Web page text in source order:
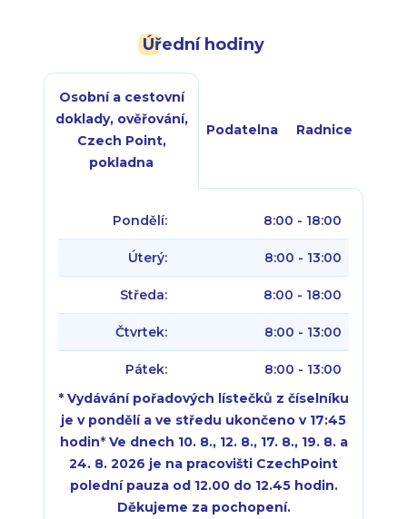
Úřední hodiny
Osobní a cestovní
doklady, ověřování,
Czech Point,
pokladna
Podatelna Radnice
Pondělí: 8:00 - 18:00
Úterý: 8:00 - 13:00
Středa: 8:00 - 18:00
Čtvrtek: 8:00 - 13:00
Pátek:
8:00 - 13:00
* Vydávání pořadových lístečků z číselníku
je v pondělí a ve středu ukončeno v 17:45
hodin* Ve dnech 10. 8., 12. 8., 17. 8., 19. 8. a
24. 8. 2026 je na pracovišti CzechPoint
polední pauza od 12.00 do 12.45 hodin.
Děkujeme za pochopení.